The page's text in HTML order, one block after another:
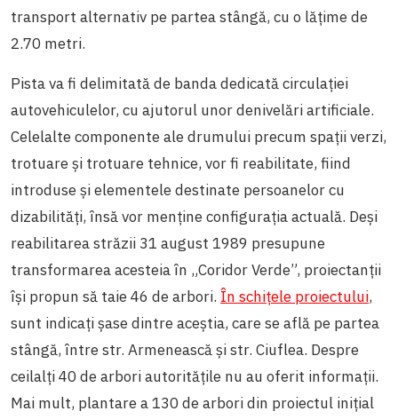
transport alternativ pe partea stângă, cu o lățime de
2.70 metri.
Pista va fi delimitată de banda dedicată circulației
autovehiculelor, cu ajutorul unor denivelări artificiale.
Celelalte componente ale drumului precum spații verzi,
trotuare și trotuare tehnice, vor fi reabilitate, fiind
introduse și elementele destinate persoanelor cu
dizabilități, însă vor menține configurația actuală. Deși
reabilitarea străzii 31 august 1989 presupune
transformarea acesteia în „Coridor Verde”, proiectanții
își propun să taie 46 de arbori. În schițele proiectului,
sunt indicați șase dintre aceștia, care se află pe partea
stângă, între str. Armenească și str. Ciuflea. Despre
ceilalți 40 de arbori autoritățile nu au oferit informații.
Mai mult, plantare a 130 de arbori din proiectul inițial